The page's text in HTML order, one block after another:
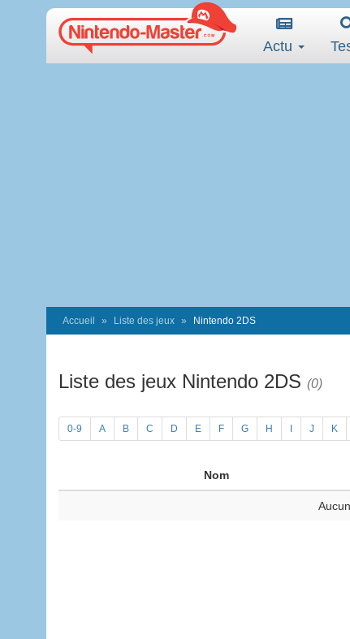
Actu
Accueil Liste des jeux Nintendo 2DS
Liste des jeux Nintendo 2DS (0)
0-9 A B C D E F G H J K
Nom